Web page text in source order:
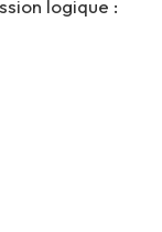
logique :